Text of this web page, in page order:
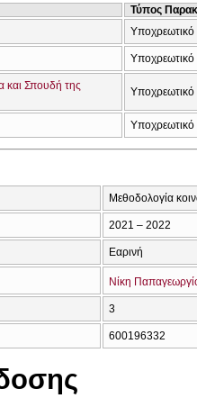
Τύπος
και Σπουδή της
Μεθοδολογία
2021 – 2022
Εαρινή
Νίκη
3
600196332